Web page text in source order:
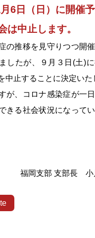
6日（日）に開催
は中止します。
の推移を見守りつつ開
したが、９月３日(土)
中止することに決定いた
が、コロナ感染症が一
きる社会状況になって
福岡支部 支部長 小